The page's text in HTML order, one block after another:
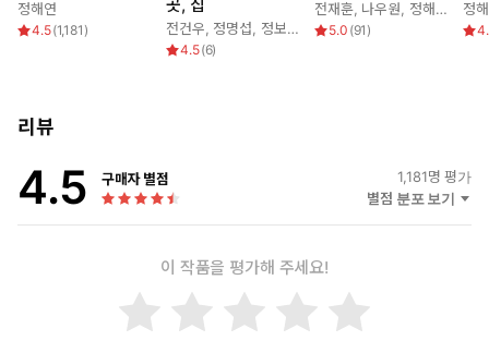
정해연
4.5(1,181 )
곳, 집
전건우 정명섭 정보라 정해연
4.5(6)
전재훈, 나우원 정해연
5.0 (91 )
정
리뷰
4.5 구매자 별점 1,181명 평가
별점 분포 보기
이 작품을 평가해 주세요!